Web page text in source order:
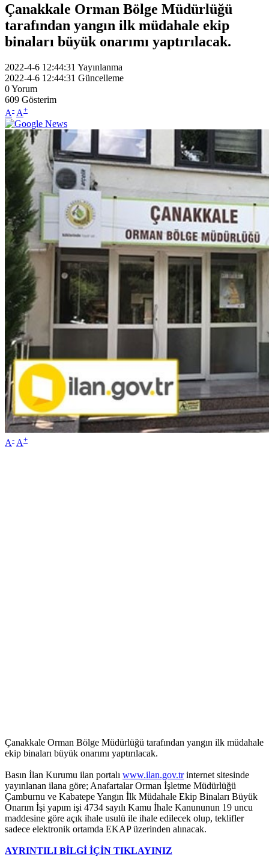
Çanakkale Orman Bölge Müdürlüğü
tarafından yangın ilk müdahale ekip
binaları büyük onarımı yaptırılacak.
2022-4-6 12:44:31 Yayınlanma
2022-4-6 12:44:31 Güncelleme
0Yorum
609 Gösterim
A- A+
A- A+
Çanakkale Orman Bölge Müdürlüğü tarafından yangın ilk müdahale
ekip binaları büyük onarımı yaptırılacak.
Basın İlan Kurumu ilan portalı www.ilan.gov.trinternet sitesinde
yayınlanan ilana göre; Anafartalar Orman İşletme Müdürlüğü
Çamburnu ve Kabatepe Yangın İlk Müdahale Ekip Binaları Büyük
Onarım İşi yapım işi 4734 sayılı Kamu İhale Kanununun 19 uncu
maddesine göre açık ihale usulü ile ihale edilecek olup, teklifler
sadece elektronik ortamda EKAP üzerinden alınacak.
AYRINTILI BİLGİ İÇİN TIKLAYINIZ